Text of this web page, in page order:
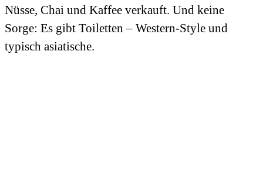
Nüsse, Chai und Kaffee verkauft. Und keine
Sorge: Es gibt Toiletten – Western-Style und
typisch asiatische.